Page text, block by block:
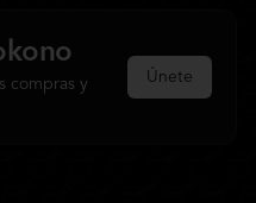
compras y
Únete